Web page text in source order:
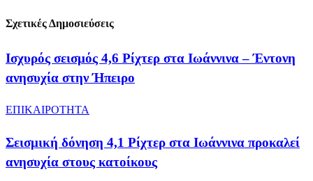
Σχετικές Δημοσιεύσεις
Ισχυρός σεισμός 4,6 Ρίχτερ στα Ιωάννινα – Έντονη
ανησυχία στην Ήπειρο
ΕΠΙΚΑΙΡΟΤΗΤΑ
Σεισμική δόνηση 4,1 Ρίχτερ στα Ιωάννινα προκαλεί
ανησυχία στους κατοίκους